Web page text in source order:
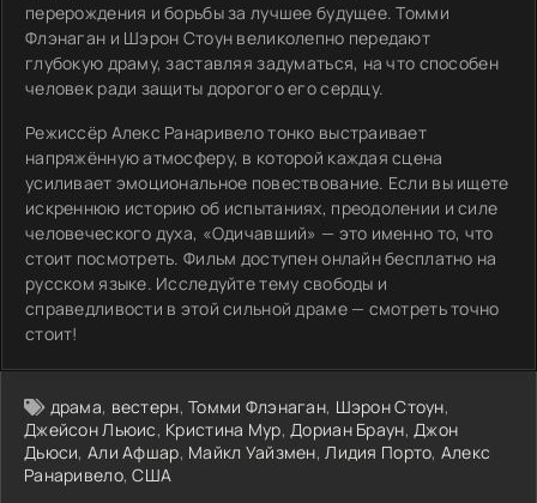
перерождения и борьбы за лучшее будущее. Томми
Флэнаган и Шэрон Стоун великолепно передают
глубокую драму, заставляя задуматься, на что способен
человек ради защиты дорогого его сердцу.
Режиссёр Алекс Ранаривело тонко выстраивает
напряжённую атмосферу, в которой каждая сцена
усиливает эмоциональное повествование. Если вы ищете
искреннюю историю об испытаниях, преодолении и силе
человеческого духа, «Одичавший» — это именно то, что
стоит посмотреть. Фильм доступен онлайн бесплатно на
русском языке. Исследуйте тему свободы и
справедливости в этой сильной драме — смотреть точно
стоит!
драма, вестерн,Томми Флэнаган, Шэрон Стоун,
Джейсон Льюис, Кристина Мур,Дориан Браун,Джон
Дьюси, Али Афшар, Майкл Уайзмен,Лидия Порто, Алекс
Ранаривело,США